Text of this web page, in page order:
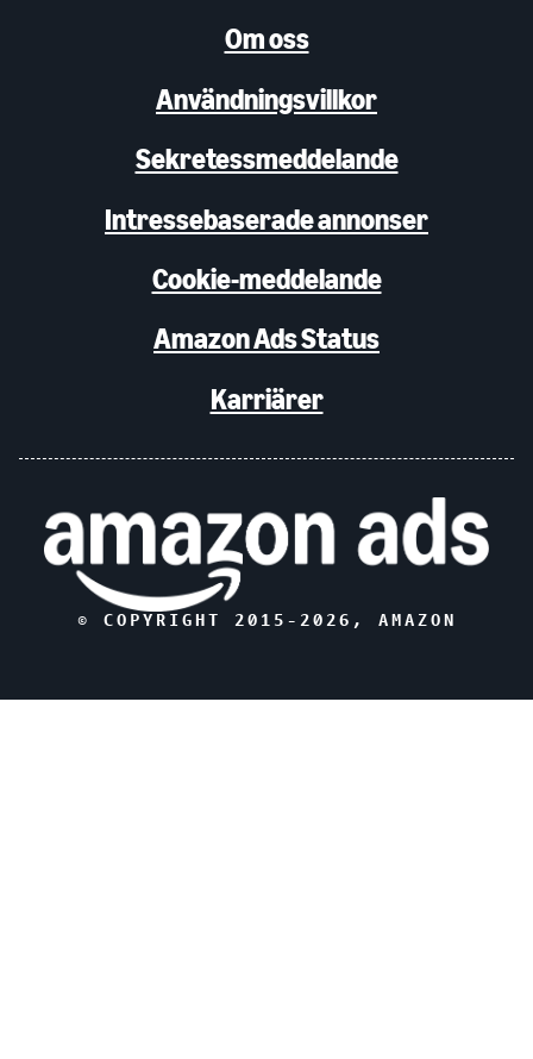
Om oss
Användningsvillkor
Sekretessmeddelande
Intressebaserade annonser
Cookie-meddelande
Amazon Ads Status
Karriärer
© COPYRIGHT 2015- 2026 , AMAZON